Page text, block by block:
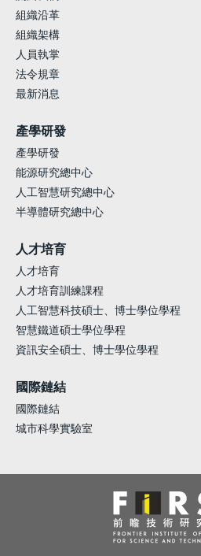
組織沿革
組織架構
人員執掌
法令規章
最新消息
產學研發
產學研發
能源研究總中心
人工智慧研究總中心
半導體研究總中心
人才培育
人才培育
人才培育訓練課程
人工智慧科技碩士、博士學位學程
智慧鐵道碩士學位學程
資訊安全碩士、博士學位學程
國際鏈結
國際鏈結
城市科學實驗室